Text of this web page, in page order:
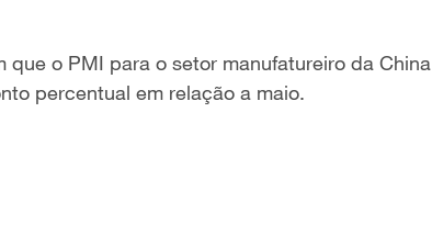
o PMI para o setor manufatureiro da China
percentual em relação a maio.